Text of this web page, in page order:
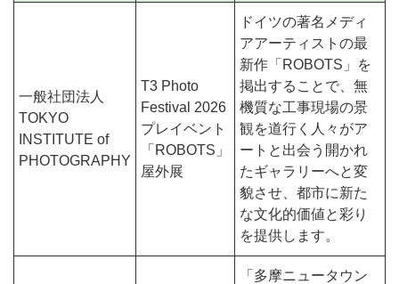
一般社団法人
TOKYO
INSTITUTE of
PHOTOGRAPHY
T3 Photo
Festival 2026
プレイベント
「ROBOTS」
屋外展
ドイツの著名メディ
アアーティストの最
新作「ROBOTS」を
掲出することで、無
機質な工事現場の景
観を道行く人々がア
ートと出会う開かれ
たギャラリーへと変
貌させ、都市に新た
な文化的価値と彩り
を提供します。
「多摩ニュータウン